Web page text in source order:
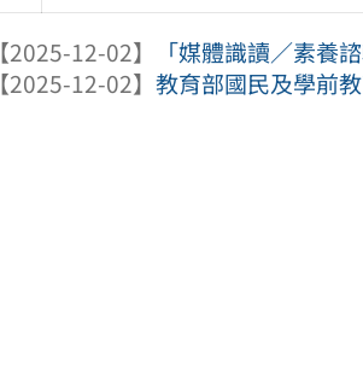
【2025-12-02】
「媒體識讀／素養
【2025-12-02】教育部國民及學前